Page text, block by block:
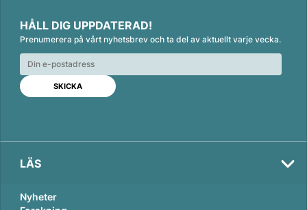
n
k
e
d
n
c
e
b
o
o
k
a
i
l
HÅLL DIG UPPDATERAD!
Prenumerera på vårt nyhetsbrev och ta del av aktuellt varje vecka.
LÄS
Nyheter